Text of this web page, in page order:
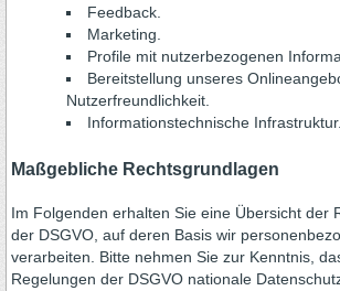
Feedback.
Marketing.
Profile mit nutzerbezogenen
Bereitstellung unseres
Nutzerfreundlichkeit.
Informationstechnische Infrastruktur.
Maßgebliche Rechtsgrundlagen
Im Folgenden erhalten Sie eine Übersicht der
der DSGVO, auf deren Basis wir
verarbeiten. Bitte nehmen Sie zur Kenntnis,
Regelungen der DSGVO nationale